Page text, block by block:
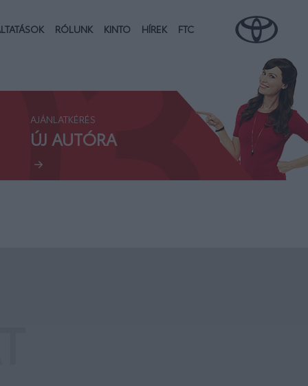
RÓLUNK KINTO HÍREK FTC
AJÁNLATKÉRÉS
ÚJ AUTÓRA